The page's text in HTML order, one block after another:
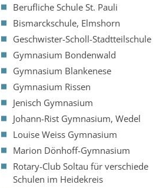
Berufliche Schule St. Pauli
Bismarckschule, Elmshorn
Geschwister-Scholl-Stadtteilschule
Gymnasium Bondenwald
Gymnasium Blankenese
Gymnasium Rissen
Jenisch Gymnasium
Johann-Rist Gymnasium, Wedel
Louise Weiss Gymnasium
Marion Dönhoff-Gymnasium
Rotary-Club Soltau für verschiede
Schulen im Heidekreis